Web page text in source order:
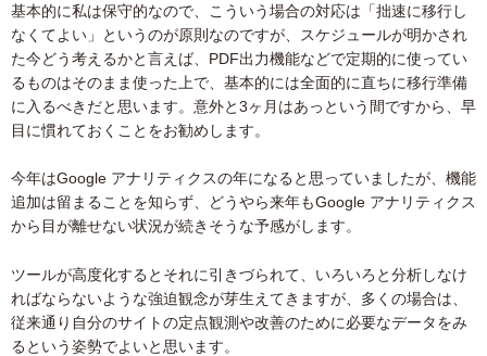
基本的に私は保守的なので、こういう場合の対応は「拙速に移行し
なくてよい」というのが原則なのですが、スケジュールが明かされ
た今どう考えるかと言えば、PDF出力機能などで定期的に使ってい
るものはそのまま使った上で、基本的には全面的に直ちに移行準備
に入るべきだと思います。意外と3ヶ月はあっという間ですから、早
目に慣れておくことをお勧めします。
今年はGoogle アナリティクスの年になると思っていましたが、機能
追加は留まることを知らず、どうやら来年もGoogle アナリティクス
から目が離せない状況が続きそうな予感がします。
ツールが高度化するとそれに引きづられて、いろいろと分析しなけ
ればならないような強迫観念が芽生えてきますが、多くの場合は、
従来通り自分のサイトの定点観測や改善のために必要なデータをみ
るという姿勢でよいと思います。